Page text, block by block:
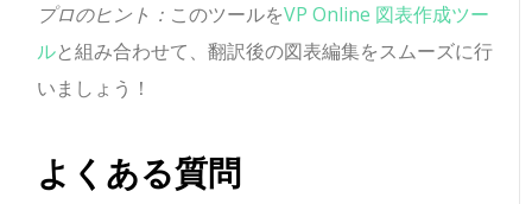
プロのヒント： このツールをVP Online 図表作成ツー
ルと組み合わせて、翻訳後の図表編集をスムーズに行
いましょう！
よくある質問